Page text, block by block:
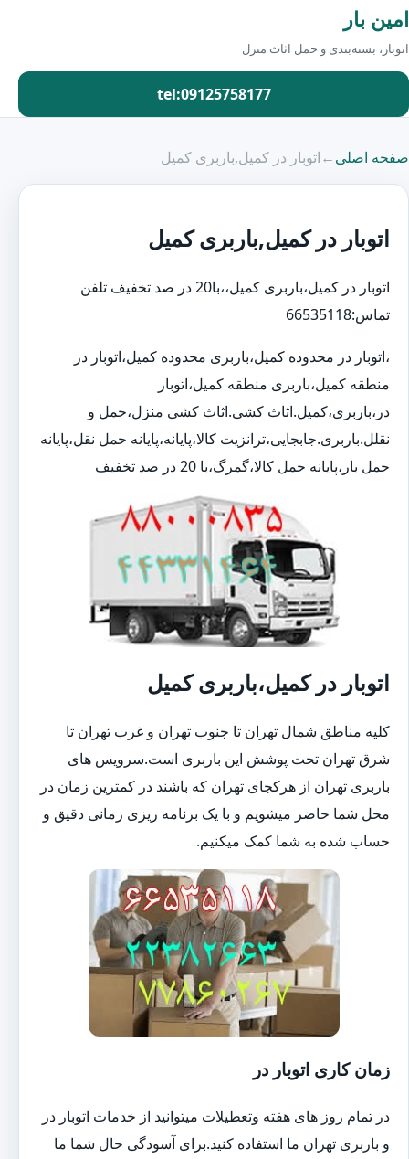
امین بار
اتوبار، بسته‌بندی و حمل اثاث منزل
tel:09125758177
صفحه اصلی←اتوبار در کمیل,باربری کمیل
اتوبار در کمیل,باربری کمیل
اتوبار در کمیل،باربری کمیل،،با20 در صد تخفیف تلفن
تماس:66535118
،اتوبار در محدوده کمیل،باربری محدوده کمیل،اتوبار در
منطقه کمیل،باربری منطقه کمیل،اتوبار
در،باربری،کمیل.اثاث کشی.اثاث کشی منزل،حمل و
نقلل.باربری.جابجایی،ترانزیت کالا،پایانه،پایانه حمل نقل،پایانه
حمل بار،پایانه حمل کالا،گمرگ،با 20 در صد تخفیف
اتوبار در کمیل،باربری کمیل
کلیه مناطق شمال تهران تا جنوب تهران و غرب تهران تا
شرق تهران تحت پوشش این باربری است.سرویس های
باربری تهران از هرکجای تهران که باشند در کمترین زمان در
محل شما حاضر میشویم و با یک برنامه ریزی زمانی دقیق و
حساب شده به شما کمک میکنیم.
زمان کاری اتوبار در
در تمام روز های هفته وتعطیلات میتوانید از خدمات اتوبار در
و باربری تهران ما استفاده کنید.برای آسودگی حال شما ما